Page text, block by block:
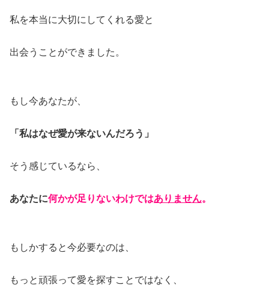
私を本当に大切にしてくれる愛と
出会うことができました。
もし今あなたが、
「私はなぜ愛が来ないんだろう」
そう感じているなら、
あなたに何かが足りないわけではありません。
もしかすると今必要なのは、
もっと頑張って愛を探すことではなく、